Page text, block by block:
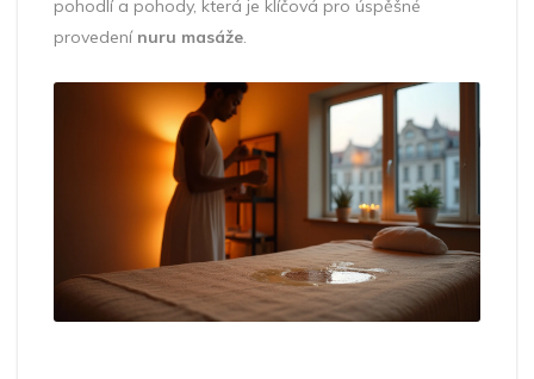
pohodlí a pohody, která je klíčová pro úspěšné
provedení nuru masáže.